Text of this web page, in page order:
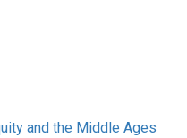
and the Middle Ages